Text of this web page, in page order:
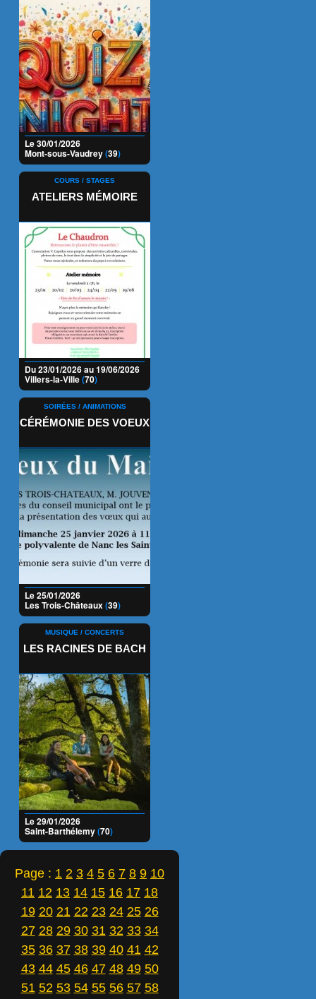
Le 30/01/2026
Mont-sous-Vaudrey(39)
COURS / STAGES
ATELIERS MÉMOIRE
Du 23/01/2026 au 19/06/2026
Villers-la-Ville(70)
SOIRÉES / ANIMATIONS
CÉRÉMONIE DES VOEUX
Le 25/01/2026
Les Trois-Châteaux(39)
MUSIQUE / CONCERTS
LES RACINES DE BACH
Le 29/01/2026
Saint-Barthélemy(70)
Page : 1 2 3 4 5 6 7 8 9 10
11 12 13 14 15 16 17 18
19 20 21 22 23 24 25 26
27 28 29 30 31 32 33 34
35 36 37 38 39 40 41 42
43 44 45 46 47 48 49 50
51 52 53 54 55 56 57 58